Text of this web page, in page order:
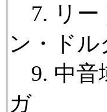
7. リー
ン・ドル
9. 中音
ガ